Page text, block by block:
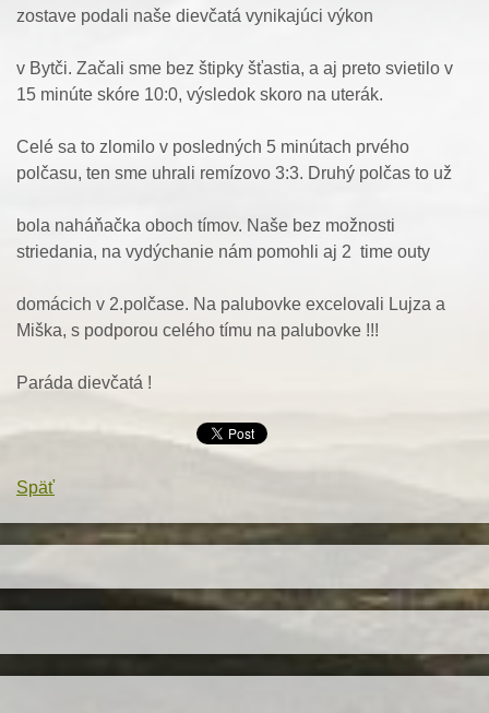
zostave podali naše dievčatá vynikajúci výkon
v Bytči. Začali sme bez štipky šťastia, a aj preto svietilo v
15 minúte skóre 10:0, výsledok skoro na uterák.
Celé sa to zlomilo v posledných 5 minútach prvého
polčasu, ten sme uhrali remízovo 3:3. Druhý polčas to už
bola naháňačka oboch tímov. Naše bez možnosti
striedania, na vydýchanie nám pomohli aj 2 time outy
domácich v 2.polčase. Na palubovke excelovali Lujza a
Miška, s podporou celého tímu na palubovke !!!
Paráda dievčatá !
Späť